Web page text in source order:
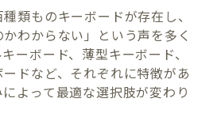
類ものキーボードが存在し、
かわからない」という声を多く
ーボード、薄型キーボード、
ドなど、それぞれに特徴があ
よって最適な選択肢が変わり